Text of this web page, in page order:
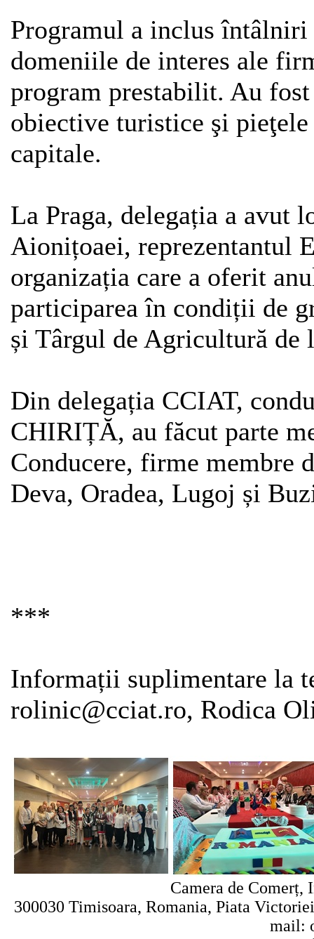
Programul a inclus
domeniile de interes ale
program prestabilit. Au
obiective turistice şi
capitale.
La Praga, delegația a avut
Aionițoaei, reprezentantul
organizația care a oferit
participarea în condiții de
și Târgul de Agricultură de
Din delegația CCIAT,
CHIRIȚĂ, au făcut parte
Conducere, firme membre
Deva, Oradea, Lugoj și
***
Informații suplimentare la
rolinic@cciat.ro, Rodica
Camera de
300030 Timisoara, Romania, Piata
mail: